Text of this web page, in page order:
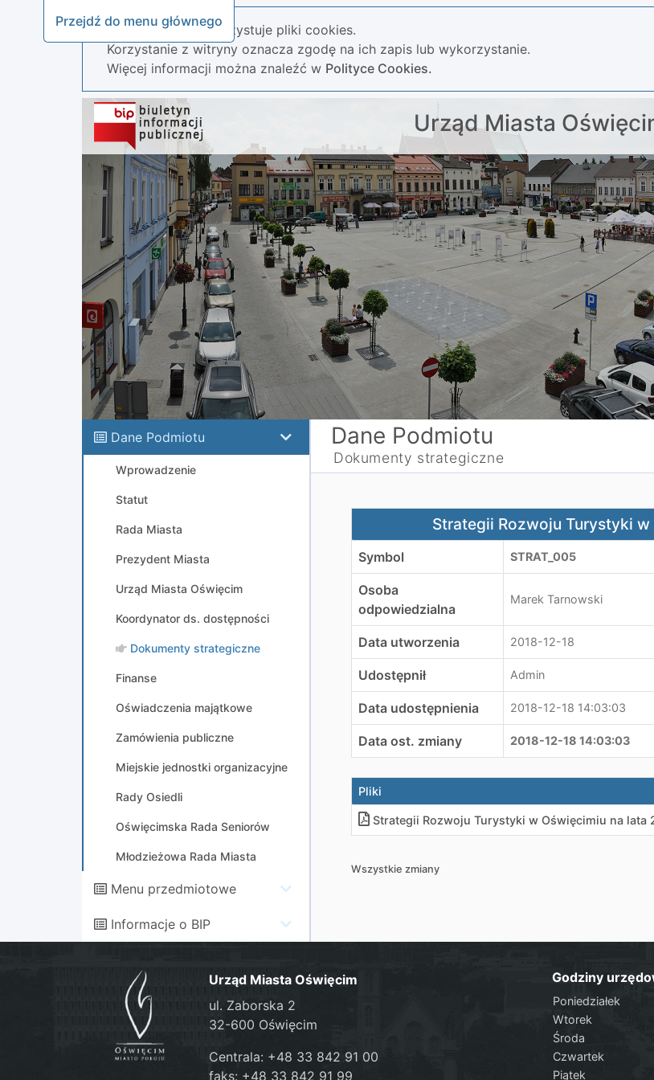
Przejdź do menu głównego
Nasza strona wykorzystuje pliki cookies.
Korzystanie z witryny oznacza zgodę na ich zapis lub wykorzystanie.
Więcej informacji można znaleźć w Polityce Cookies.
Urząd Miasta
Dane Podmiotu
Wprowadzenie
Statut
Rada Miasta
Prezydent Miasta
Urząd Miasta Oświęcim
Koordynator ds. dostępności
Dokumenty strategiczne
Finanse
Oświadczenia majątkowe
Zamówienia publiczne
Miejskie jednostki organizacyjne
Rady Osiedli
Oświęcimska Rada Seniorów
Młodzieżowa Rada Miasta
Menu przedmiotowe
Informacje o BIP
Dane Podmiotu
Dokumenty strategiczne
Strategii Rozwoju Turystyki w Oświęcimiu na
Strategii Rozwoju Turystyki
Symbol STRAT_005
Osoba
odpowiedzialna
Marek Tarnowski
Data utworzenia 2018-12-18
Udostępnił Admin
Data udostępnienia 2018-12-18 14:03:03
Data ost. zmiany 2018-12-18 14:03:03
Pliki
Strategii Rozwoju Turystyki w Oświęcimiu na lata
Wszystkie zmiany
Urząd Miasta Oświęcim
ul. Zaborska 2
32-600 Oświęcim
Centrala: +48 33 842 91 00
faks: +48 33 842 91 99
Godziny
Poniedziałek
Wtorek
Środa
Czwartek
Piątek